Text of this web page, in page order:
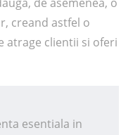
creand astfel o
atrage clientii si oferi
esentiala in